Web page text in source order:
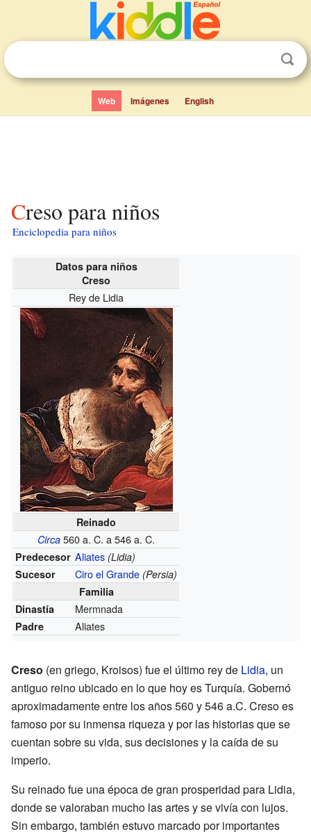
Web Imágenes English
Creso para niños
Enciclopedia para niños
Datos para niños
Creso
Rey de Lidia
Reinado
Circa 560 a. C. a 546 a. C.
Predecesor Aliates (Lidia)
Sucesor
Ciro el Grande (Persia)
Familia
Dinastía
Mermnada
Padre Aliates
Creso (en griego, Kroisos) fue el último rey de Lidia, un
antiguo reino ubicado en lo que hoy es Turquía. Gobernó
aproximadamente entre los años 560 y 546 a.C. Creso es
famoso por su inmensa riqueza y por las historias que se
cuentan sobre su vida, sus decisiones y la caída de su
imperio.
Su reinado fue una época de gran prosperidad para Lidia,
donde se valoraban mucho las artes y se vivía con lujos.
Sin embargo, también estuvo marcado por importantes